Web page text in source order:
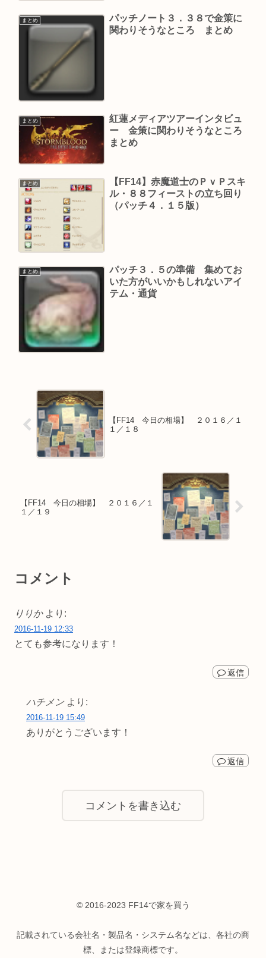
まとめ
パッチノート３．３８で金策に
関わりそうなところ まとめ
まとめ
紅蓮メディアツアーインタビュ
ー 金策に関わりそうなところ
まとめ
まとめ
【FF14】赤魔道士のＰｖＰスキ
ル・８８フィーストの立ち回り
（パッチ４．１５版）
まとめ
パッチ３．５の準備 集めてお
いた方がいいかもしれないアイ
テム・通貨
【FF14 今日の相場】 ２０１６／１
１／１８
【FF14 今日の相場】 ２０１６／１
１／１９
コメント
りりか より:
2016-11-19 12:33
とても参考になります！
返信
ハチメン より:
2016-11-19 15:49
ありがとうございます！
返信
コメントを書き込む
© 2016-2023 FF14で家を買う
記載されている会社名・製品名・システム名などは、各社の商
標、または登録商標です。